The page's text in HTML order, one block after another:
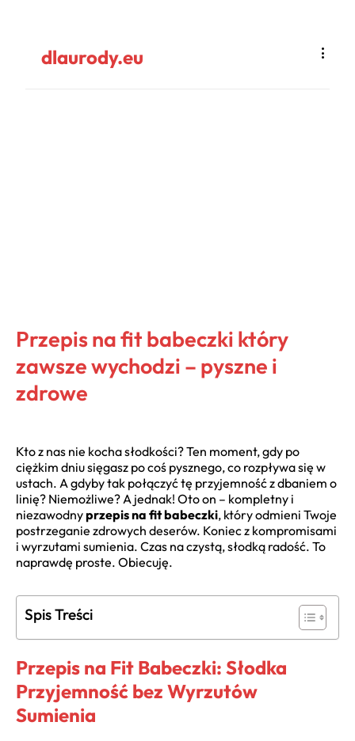
dlaurody.eu
Przepis na fit babeczki który
zawsze wychodzi – pyszne i
zdrowe
Kto z nas nie kocha słodkości? Ten moment, gdy po
ciężkim dniu sięgasz po coś pysznego, co rozpływa się w
ustach. A gdyby tak połączyć tę przyjemność z dbaniem o
linię? Niemożliwe? A jednak! Oto on – kompletny i
niezawodnyprzepis na fit babeczki, który odmieni Twoje
postrzeganie zdrowych deserów. Koniec z kompromisami
i wyrzutami sumienia. Czas na czystą, słodką radość. To
naprawdę proste. Obiecuję.
Spis Treści
Przepis na Fit Babeczki: Słodka
Przyjemność bez Wyrzutów
Sumienia